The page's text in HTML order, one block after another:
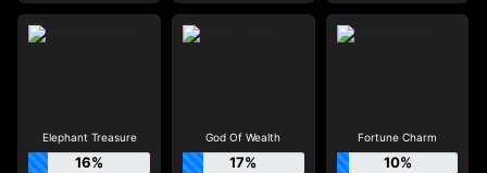
Elephant Treasure
16%
God Of Wealth
17%
Fortune Charm
10%